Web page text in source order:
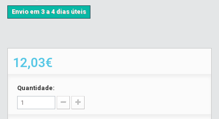
Envio em 3 a 4 dias úteis
12,03€
Quantidade: